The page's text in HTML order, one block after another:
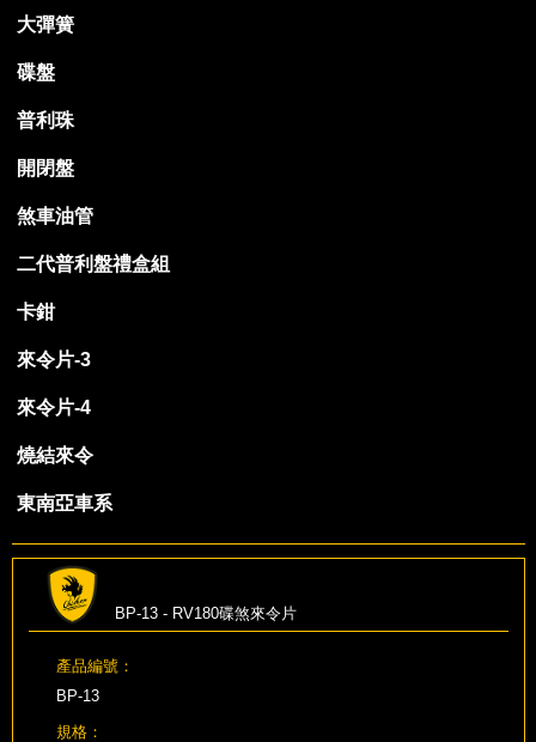
大彈簧
碟盤
普利珠
開閉盤
煞車油管
二代普利盤禮盒組
卡鉗
來令片-3
來令片-4
燒結來令
東南亞車系
BP-13 - RV180碟煞來令片
產品編號：
BP-13
規格：